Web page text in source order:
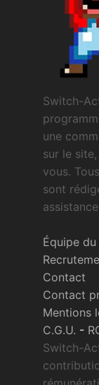
Switch-
une
sur le
vous.
sont
Équipe
Contact
Contact
Mentions
C.G.U. -
Switch-